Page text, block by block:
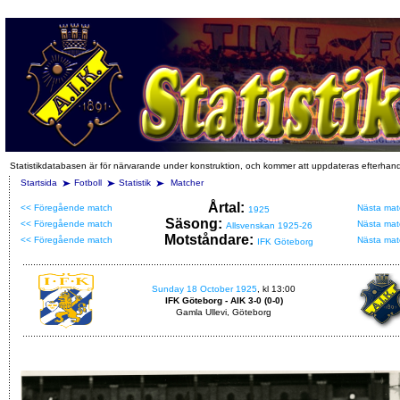
Statistikdatabasen är för närvarande under konstruktion, och kommer att uppdateras
Startsida
Fotboll Statistik Matcher
<< Föregående match Årtal: 1925
Nästa
<< Föregående match
Säsong: Allsvenskan 1925-26
Nästa
<< Föregående match
Motståndare: IFK Göteborg Nästa
Sunday 18 October 1925 , kl 13:00
IFK Göteborg - AIK 3-0 (0-0)
Gamla Ullevi, Göteborg